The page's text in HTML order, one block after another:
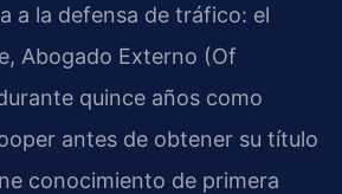
a la defensa de tráfico: el
Abogado Externo (Of
quince años como
antes de obtener su título
conocimiento de primera